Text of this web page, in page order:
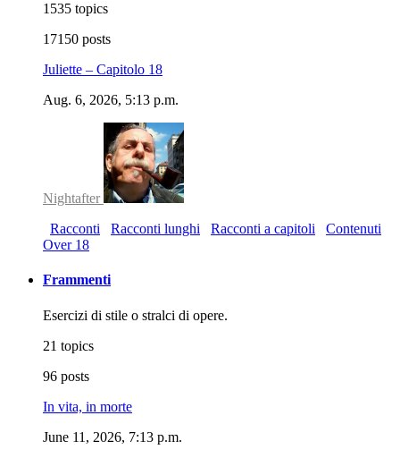
1535 topics
17150 posts
Juliette – Capitolo 18
Aug. 6, 2026, 5:13 p.m.
Nightafter
Racconti
Racconti lunghi Racconti a capitoli
Contenuti
Over 18
Frammenti
Esercizi di stile o stralci di opere.
21 topics
96 posts
In vita, in morte
June 11, 2026, 7:13 p.m.